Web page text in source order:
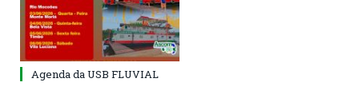
Agenda da USB FLUVIAL